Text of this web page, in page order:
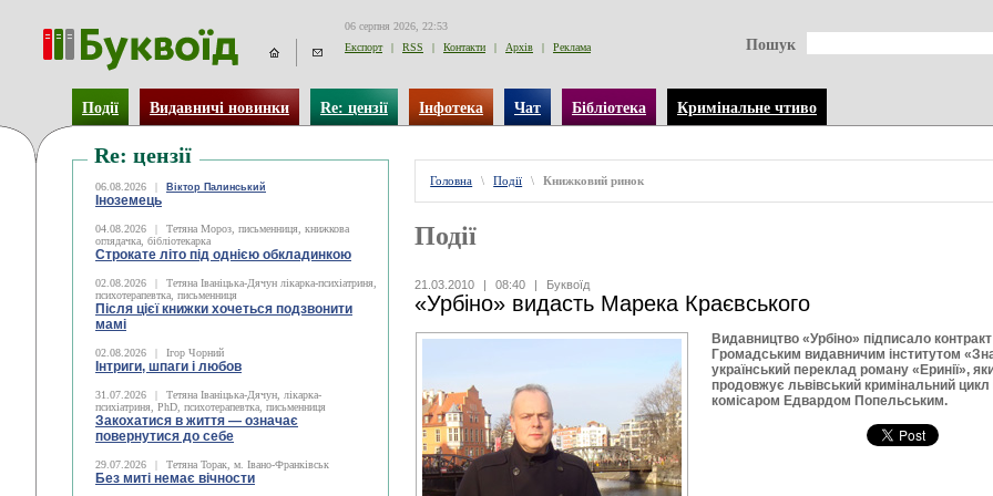
06 серпня 2026, 22:53
Експорт
| RSS | Контакти | Архів | Реклама Пошук
Події Видавничі новинки Re: цензії Інфотека Чат Бібліотека Кримінальне чтиво
Re: цензії
06.08.2026 | Віктор Палинський
Іноземець
04.08.2026 |
Тетяна Мороз, письменниця, книжкова
оглядачка, бібліотекарка
Строкате літо під однією обкладинкою
02.08.2026 |
Тетяна Іваніцька-Дячун лікарка-психіатриня,
психотерапевтка, письменниця
Після цієї книжки хочеться подзвонити
мамі
02.08.2026 | Ігор Чорний
Інтриги, шпаги і любов
31.07.2026 |
Тетяна Іваніцька-Дячун, лікарка-
психіатриня, PhD, психотерапевтка, письменниця
Закохатися в життя — означає
повернутися до себе
29.07.2026 | Тетяна Торак, м. Івано-Франківськ
Без миті немає вічности
Головна \ Події \ Книжковий ринок
Події
21.03.2010 | 08:40 | Буквоїд
«Урбіно» видасть Марека Краєвського
Видавництво «Урбіно» підписало контракт
Громадським видавничим інститутом
український переклад роману «Еринії»,
продовжує львівський кримінальний цикл
комісаром Едвардом Попельським.